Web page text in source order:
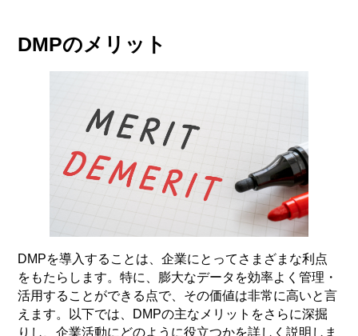
DMPのメリット
DMPを導入することは、企業にとってさまざまな利点
をもたらします。特に、膨大なデータを効率よく管理・
活用することができる点で、その価値は非常に高いと言
えます。以下では、DMPの主なメリットをさらに深掘
りし、企業活動にどのように役立つかを詳しく説明しま